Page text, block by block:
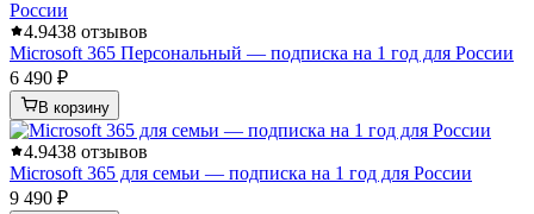
4.9438 отзывов
Microsoft 365 Персональный — подписка на 1 год для России
6 490 ₽
В корзину
4.9438 отзывов
Microsoft 365 для семьи — подписка на 1 год для России
9 490 ₽